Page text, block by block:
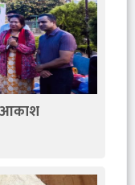
आकाश